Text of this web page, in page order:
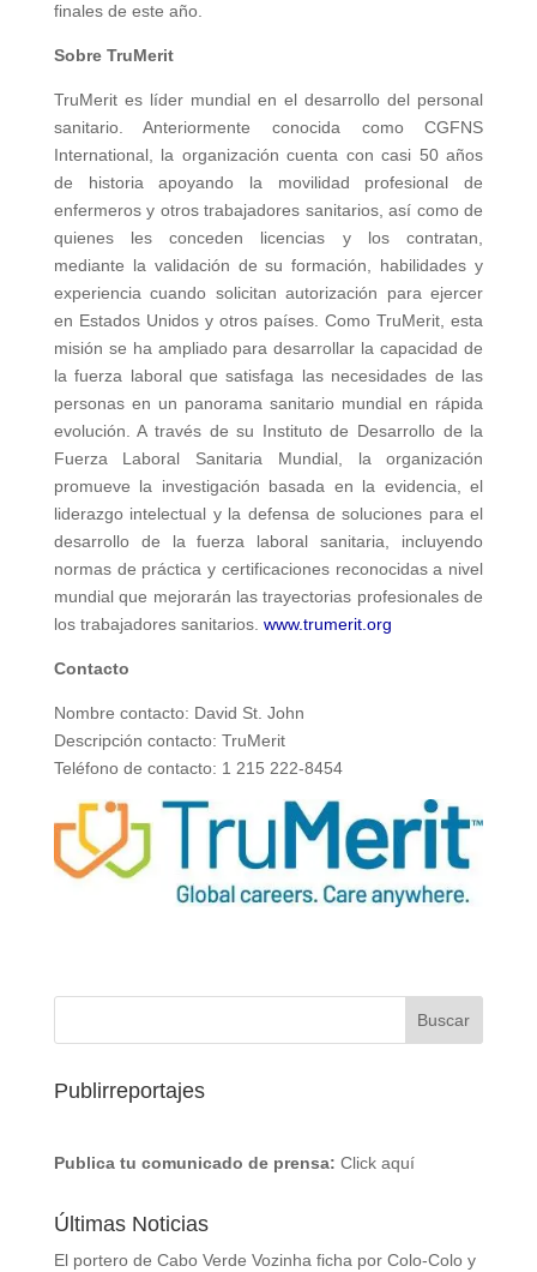
finales de este año.
Sobre TruMerit
TruMerit es líder mundial en el desarrollo del personal
sanitario. Anteriormente conocida como CGFNS
International, la organización cuenta con casi 50 años
de historia apoyando la movilidad profesional de
enfermeros y otros trabajadores sanitarios, así como de
quienes les conceden licencias y los contratan,
mediante la validación de su formación, habilidades y
experiencia cuando solicitan autorización para ejercer
en Estados Unidos y otros países. Como TruMerit, esta
misión se ha ampliado para desarrollar la capacidad de
la fuerza laboral que satisfaga las necesidades de las
personas en un panorama sanitario mundial en rápida
evolución. A través de su Instituto de Desarrollo de la
Fuerza Laboral Sanitaria Mundial, la organización
promueve la investigación basada en la evidencia, el
liderazgo intelectual y la defensa de soluciones para el
desarrollo de la fuerza laboral sanitaria, incluyendo
normas de práctica y certificaciones reconocidas a nivel
mundial que mejorarán las trayectorias profesionales de
los trabajadores sanitarios. www.trumerit.org
Contacto
Nombre contacto: David St. John
Descripción contacto: TruMerit
Teléfono de contacto: 1 215 222-8454
Publirreportajes
Publica tu comunicado de prensa: Click aquí
Últimas Noticias
El portero de Cabo Verde Vozinha ficha por Colo-Colo y